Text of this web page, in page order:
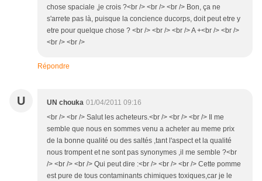
chose spaciale ,je crois ?<br /> <br /> <br /> Bon, ça ne
s'arrete pas là, puisque la concience ducorps, doit peut etre y
etre pour quelque chose ? <br /> <br /> <br /> A +<br /> <br />
<br /> <br />
Répondre
U UN chouka 01/04/2011 09:16
<br /> <br /> Salut les acheteurs.<br /> <br /> <br /> Il me
semble que nous en sommes venu a acheter au meme prix
de la bonne qualité ou des saltés ,tant l'aspect et la qualité
nous trompent et ne sont pas synonymes ,il me semble ?<br
/> <br /> <br /> Qui peut dire :<br /> <br /> <br /> Cette pomme
est pure de tous contaminants chimiques toxiques,car je le